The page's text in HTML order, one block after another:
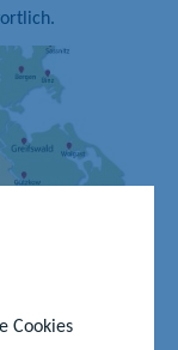
Cookies
Kindertagesförderung